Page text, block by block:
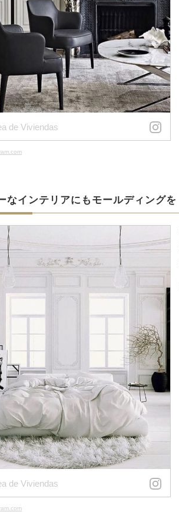
de Viviendas
なインテリアにもモールディングを
de Viviendas